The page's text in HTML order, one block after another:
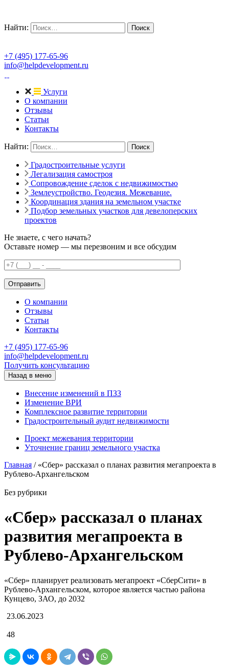
Найти:
+7 (495) 177-65-96
info@helpdevelopment.ru
Услуги
О компании
Отзывы
Статьи
Контакты
Найти:
Градостроительные услуги
Легализация самостроя
Сопровождение сделок с недвижимостью
Землеустройство. Геодезия. Межевание.
Координация здания на земельном участке
Подбор земельных участков для девелоперских
проектов
Не знаете, с чего начать?
Оставьте номер — мы перезвоним и все обсудим
О компании
Отзывы
Статьи
Контакты
+7 (495) 177-65-96
info@helpdevelopment.ru
Получить консультацию
Назад в меню
Внесение изменений в ПЗЗ
Изменение ВРИ
Комплексное развитие территории
Градостроительный аудит недвижимости
Проект межевания территории
Уточнение границ земельного участка
Главная / «Сбер» рассказал о планах развития мегапроекта в
Рублево-Архангельском
Без рубрики
«Сбер» рассказал о планах
развития мегапроекта в
Рублево-Архангельском
«Сбер» планирует реализовать мегапроект «СберСити» в
Рублево-Архангельском, которое является частью района
Кунцево, ЗАО, до 2032
23.06.2023
48